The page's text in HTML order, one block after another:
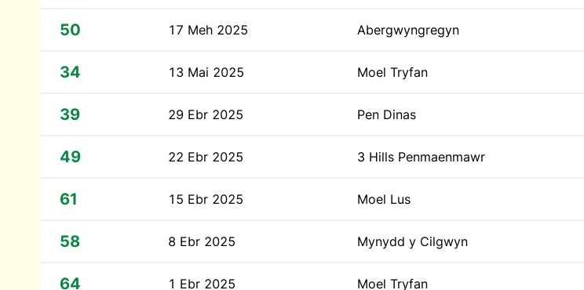
50 17 Meh 2025 Abergwyngregyn
34 13 Mai 2025 Moel Tryfan
39 29 Ebr 2025 Pen Dinas
49 22 Ebr 2025 3 Hills Penmaenmawr
61 15 Ebr 2025 Moel Lus
58 8 Ebr 2025 Mynydd y Cilgwyn
64 1 Ebr 2025 Moel Tryfan